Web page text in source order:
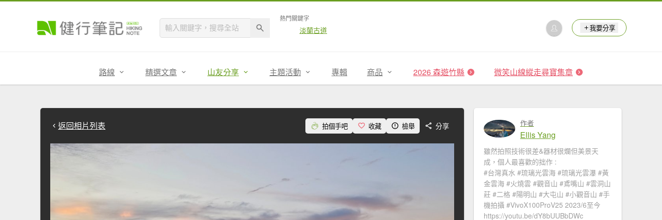
熱門關鍵字
淡蘭古道 我要分享
路線 精選文章 山友分享 主題活動 專輯 商品 2026 森遊竹縣 微笑山線縱走尋寶集章
返回相片列表 拍個手吧 收藏 檢舉 分享 作者
Ellis Yang
雖然拍照技術很差&器材很爛但美景天
成，個人最喜歡的拙作 :
#台灣真水 #琉璃光雲海​ #琉璃光雲瀑​​ #黃
金雲海 #火燒雲​ #觀音山​ #鳶嘴山 #雲洞山
莊 #二格​ #陽明山​ #大屯山 #小觀音山 #手
機拍攝 #VivoX100ProV25 2023/6至今
https://youtu.be/dY8bUUBbDWc